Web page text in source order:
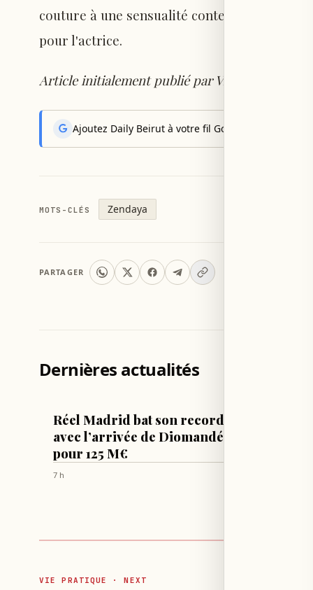
couture à une sensualité contemporaine,
pour l'actrice.
Article initialement publié par Viha Shah sur
Ajoutez Daily Beirut à votre fil Google News pour
MOTS-CLÉS Zendaya
PARTAGER
Dernières actualités
FOOTBALL
Réel Madrid bat son record
avec l’arrivée de Diomandé
pour 125 M€
7 h
VIE PRATIQUE · NEXT